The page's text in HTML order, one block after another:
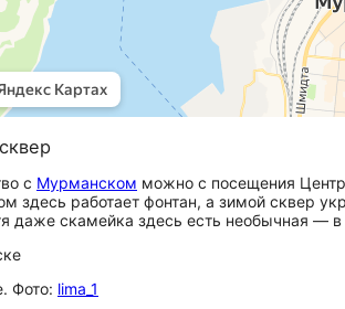
с Мурманском можно с посещения
здесь работает фонтан, а зимой сквер
даже скамейка здесь есть необычная —
Фото: lima_1